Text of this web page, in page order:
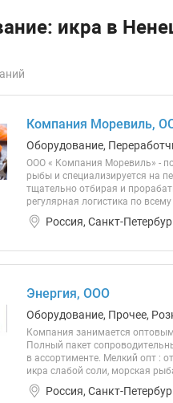
икра в
Компания Моревиль,
Оборудование,
ООО « Компания Моревиль» -
рыбы и специализируется на
тщательно отбирая и
регулярная логистика по
Россия, Санкт-
Энергия, ООО
Оборудование, Прочее,
Компания занимается
Полный пакет
в ассортименте. Мелкий опт :
икра слабой соли, морская
Россия, Санкт-